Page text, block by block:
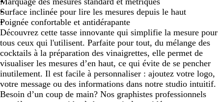
p
a
r
e
n
t
Surface inclinée pour lire les mesures depuis le haut
Poignée confortable et antidérapante
Découvrez cette tasse innovante qui simplifie la mesure pour
tous ceux qui l'utilisent. Parfaite pour tout, du mélange des
cocktails à la préparation des vinaigrettes, elle permet de
visualiser les mesures d’en haut, ce qui évite de se pencher
inutilement. Il est facile à personnaliser : ajoutez votre logo,
votre message ou des informations dans notre studio intuitif.
Besoin d’un coup de main? Nos graphistes professionnels